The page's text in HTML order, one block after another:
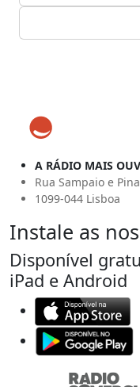
A RÁDIO MAIS
Rua Sampaio e
1099-044 Lisboa
Instale as
Disponível
iPad e Android